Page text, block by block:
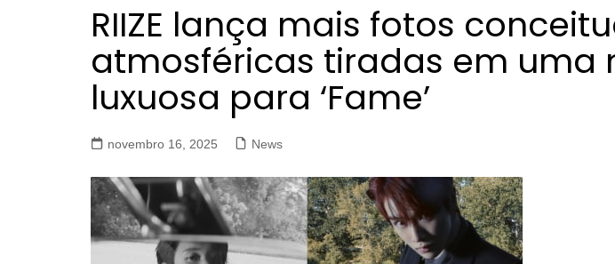
RIIZE lança mais fotos
atmosféricas tiradas em uma
luxuosa para ‘Fame’
novembro 16, 2025 News